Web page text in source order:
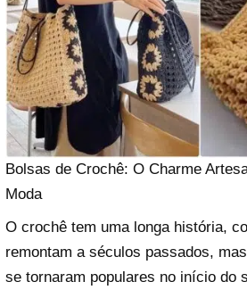
Bolsas de Crochê: O Charme
Moda
O crochê tem uma longa história,
remontam a séculos passados,
se tornaram populares no início do